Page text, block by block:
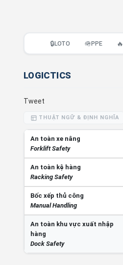
🔒LOTO 🪖PPE 🔥
LOGICTICS
Tweet
THUẬT NGỮ & ĐỊNH NGHĨA
An toàn xe nâng
Forklift Safety
An toàn kệ hàng
Racking Safety
Bốc xếp thủ công
Manual Handling
An toàn khu vực xuất nhập
hàng
Dock Safety